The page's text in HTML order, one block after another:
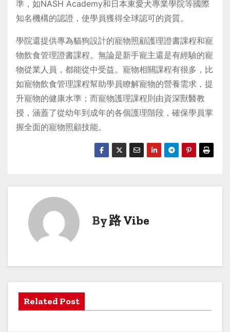
準，如NASH Academy和日本東愛犬專業學院等國際
知名機構的認證，使學員獲得全球認可的資質。
學院還提供專為貓狗設計的寵物照顧護理證書課程和寵
物飲食管理證書課程。無論是新手寵主還是有經驗的寵
物從業人員，都能從中受益。寵物相關課程有很多，比
如寵物飲食管理課程幫助學員瞭解寵物的營養需求，提
升寵物的健康水準；而寵物護理課程則由資深獸醫教
授，涵蓋了從幼年到成年的各個護理階段，確保學員掌
握全面的寵物照顧技能。
By路 Vibe
Related Post